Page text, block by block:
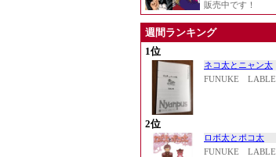
販売中です！
週間ランキング
1位
ネコ太とニャン太
FUNUKE LABLE
2位
ロボ太とポコ太
FUNUKE LABLE